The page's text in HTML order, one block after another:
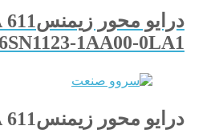
درایو محور زیمنس611 1x108A
1AA00-0LA1
درایو محور زیمنس611 1x108A